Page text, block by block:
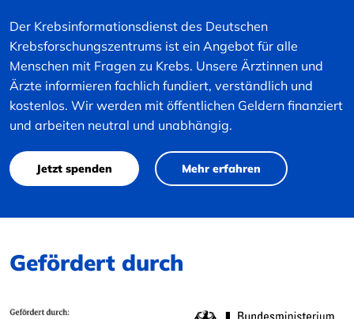
Der Krebsinformationsdienst des Deutschen
Krebsforschungszentrums ist ein Angebot für alle
Menschen mit Fragen zu Krebs. Unsere Ärztinnen und
Ärzte informieren fachlich fundiert, verständlich und
kostenlos. Wir werden mit öffentlichen Geldern finanziert
und arbeiten neutral und unabhängig.
Jetzt spenden Mehr erfahren
Gefördert durch